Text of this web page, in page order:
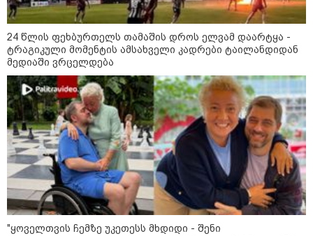
"ყოველთვის ჩემზე უკეთესს
მხდიდი - შენი ავადმყოფობითაც
კი აგრძელებ ამის გაკეთებას" -
თეონა კონტრიძე მეუღლეს
პოლიციამ ,,გლოვოს” კურიერზე
თავდასხმის ბრალდებით 3 პირი,
მათ შორის 2 არასრულწლოვანი
დააკავა - შსს ინფორმაციას
ავრცელებს
პოლიტიკა
24 წლის ფეხბურთელს თამაშის დროს ელვამ დაარტყა -
ტრაგიკული მომენტის ამსახველი კადრები ტაილანდიდან
მედიაში ვრცელდება
"ყოველთვის ჩემზე უკეთესს მხდიდი - შენი